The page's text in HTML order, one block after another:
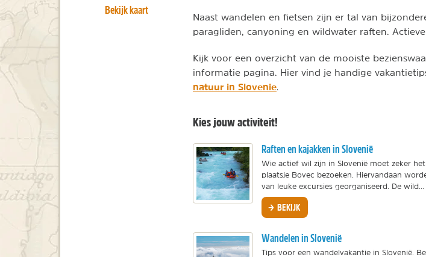
Naast wandelen en fietsen zijn er tal van
paragliden, canyoning en wildwater raften.
Kijk voor een overzicht van de mooiste
informatie pagina. Hier vind je handige
natuur in Slovenie.
Kies jouw activiteit!
Raften en kajakken in Slovenië
Wie actief wil zijn in Slovenië moet zeker het
plaatsje Bovec bezoeken. Hiervandaan
van leuke excursies georganiseerd. De wild...
BEKIJK
Wandelen in Slovenië
Tips voor een wandelvakantie in Slovenië.
Bekijk kaart